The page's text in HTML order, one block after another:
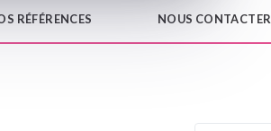
RÉFÉRENCES NOUS CONTACTER